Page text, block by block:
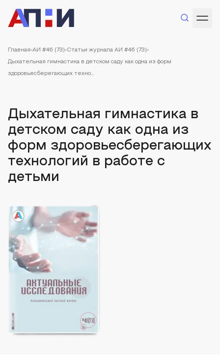
Главная АИ #46 (73) Статьи журнала АИ #46 (73)
Дыхательная гимнастика в детском саду как одна из форм
здоровьесберегающих техно...
Дыхательная гимнастика в
детском саду как одна из
форм здоровьесберегающих
технологий в работе с
детьми